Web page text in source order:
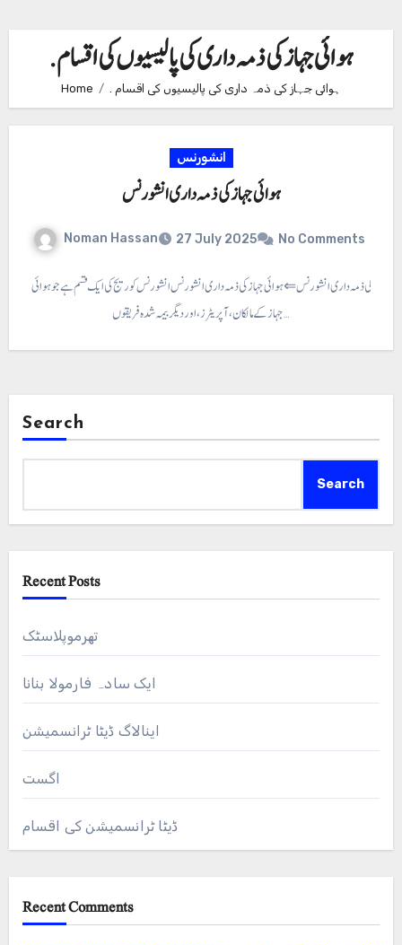
. ہوائی جہاز کی ذمہ داری کی پالیسیوں کی اقسام
Home . ہوائی جہاز کی ذمہ داری کی پالیسیوں کی اقسام
انشورنس
ہوائی جہاز کی ذمہ داری انشورنس
Noman Hassan 27 July 2025 No Comments
جہاز کی ذمہ داری انشورنس ⇐ ہوائی جہاز کی ذمہ داری انشورنس انشورنس کوریج کی ایک قسم ہے جو ہوائی
جہاز کے مالکان، آپریٹرز، اور دیگر بیمہ شدہ فریقوں…
Search
Search
Recent Posts
تھرموپلاسٹک
ایک سادہ فارمولا بنانا
اینالاگ ڈیٹا ٹرانسمیشن
اگست
ڈیٹا ٹرانسمیشن کی اقسام
Recent Comments